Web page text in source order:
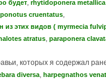
будет rhytidoponera metallica
cruentatus
из этих видов ( myrmecia
atratus paraponera
которых я содержал
diversa harpegnathos